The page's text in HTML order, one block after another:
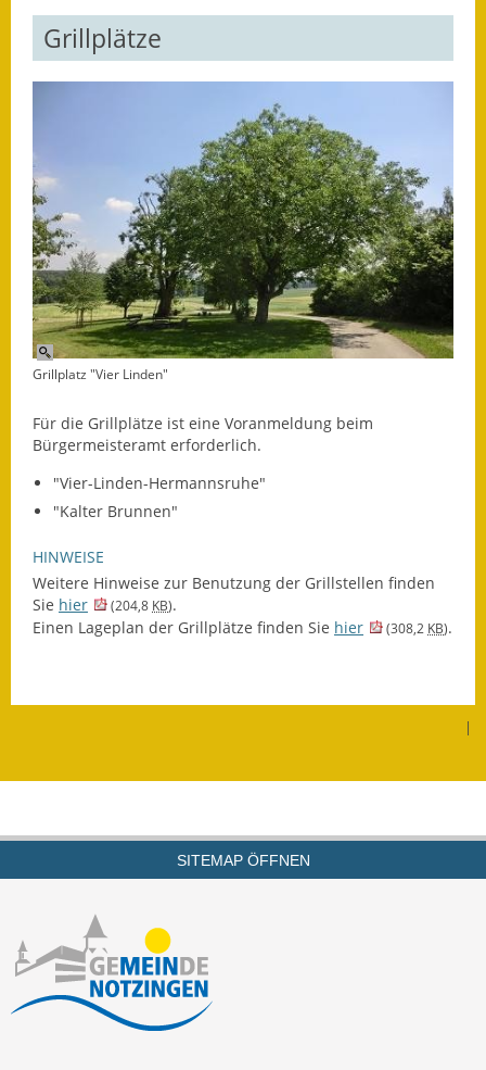
Bevölkerungsschutz
Kinderbetreuung
Nahverkehr
Ver- & Entsorgung
Breitbandausbau
Klimaschutzagentur
Feuerwehr
Veranstaltungen
Ausschreibung von
Firmenliste
Grillplätze
Grillplatz "Vier Linden"
Für die Grillplätze ist eine Voranmeldung beim
Bürgermeisteramt erforderlich.
"Vier-Linden-Hermannsruhe"
"Kalter Brunnen"
HINWEISE
Weitere Hinweise zur Benutzung der Grillstellen finden
Sie hier (204,8 KB).
Einen Lageplan der Grillplätze finden Sie hier (308,2 KB).
|
SITEMAP ÖFFNEN